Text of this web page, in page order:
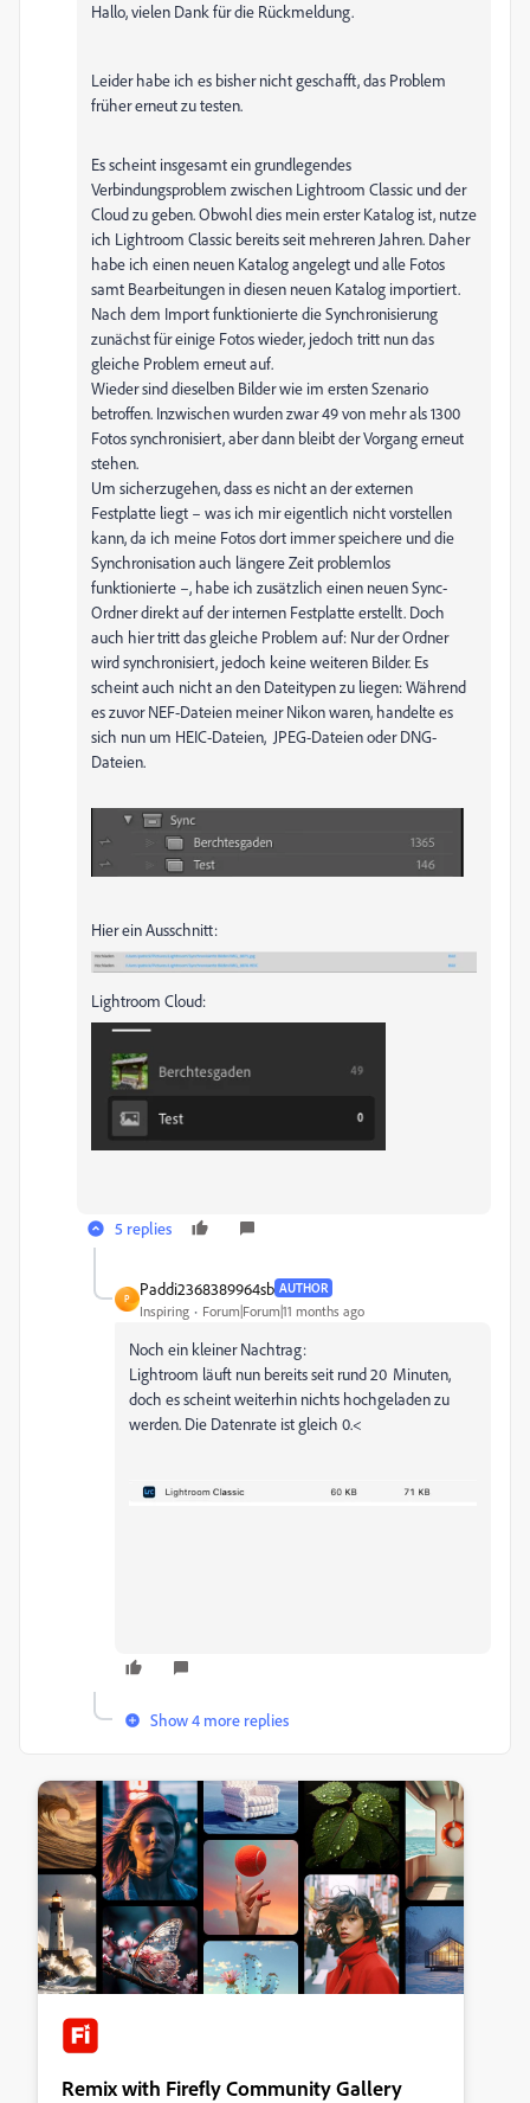
Hallo, vielen Dank für die Rückmeldung.
Leider habe ich es bisher nicht geschafft, das Problem
früher erneut zu testen.
Es scheint insgesamt ein grundlegendes
Verbindungsproblem zwischen Lightroom Classic und der
Cloud zu geben. Obwohl dies mein erster Katalog ist, nutze
ich Lightroom Classic bereits seit mehreren Jahren. Daher
habe ich einen neuen Katalog angelegt und alle Fotos
samt Bearbeitungen in diesen neuen Katalog importiert.
Nach dem Import funktionierte die Synchronisierung
zunächst für einige Fotos wieder, jedoch tritt nun das
gleiche Problem erneut auf.
Wieder sind dieselben Bilder wie im ersten Szenario
betroffen. Inzwischen wurden zwar 49 von mehr als 1300
Fotos synchronisiert, aber dann bleibt der Vorgang erneut
stehen.
Um sicherzugehen, dass es nicht an der externen
Festplatte liegt – was ich mir eigentlich nicht vorstellen
kann, da ich meine Fotos dort immer speichere und die
Synchronisation auch längere Zeit problemlos
funktionierte –, habe ich zusätzlich einen neuen Sync-
Ordner direkt auf der internen Festplatte erstellt. Doch
auch hier tritt das gleiche Problem auf: Nur der Ordner
wird synchronisiert, jedoch keine weiteren Bilder. Es
scheint auch nicht an den Dateitypen zu liegen: Während
es zuvor NEF-Dateien meiner Nikon waren, handelte es
sich nun um HEIC-Dateien, JPEG-Dateien oder DNG-
Dateien.
Hier ein Ausschnitt:
Lightroom Cloud:
5 replies
P
Paddi2368389964sb AUTHOR
Inspiring Forum|Forum|11 months ago
Noch ein kleiner Nachtrag:
Lightroom läuft nun bereits seit rund 20 Minuten,
doch es scheint weiterhin nichts hochgeladen zu
werden. Die Datenrate ist gleich 0.<
Show 4 more replies
Remix with Firefly Community Gallery